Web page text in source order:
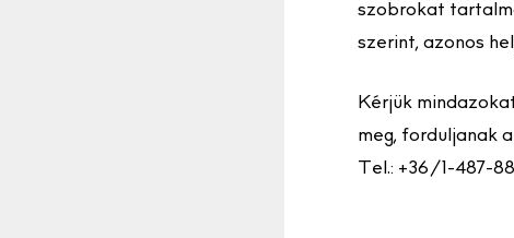
szobrokat
szerint, azonos
Kérjük
meg, forduljanak
Tel.: +36/1-487-